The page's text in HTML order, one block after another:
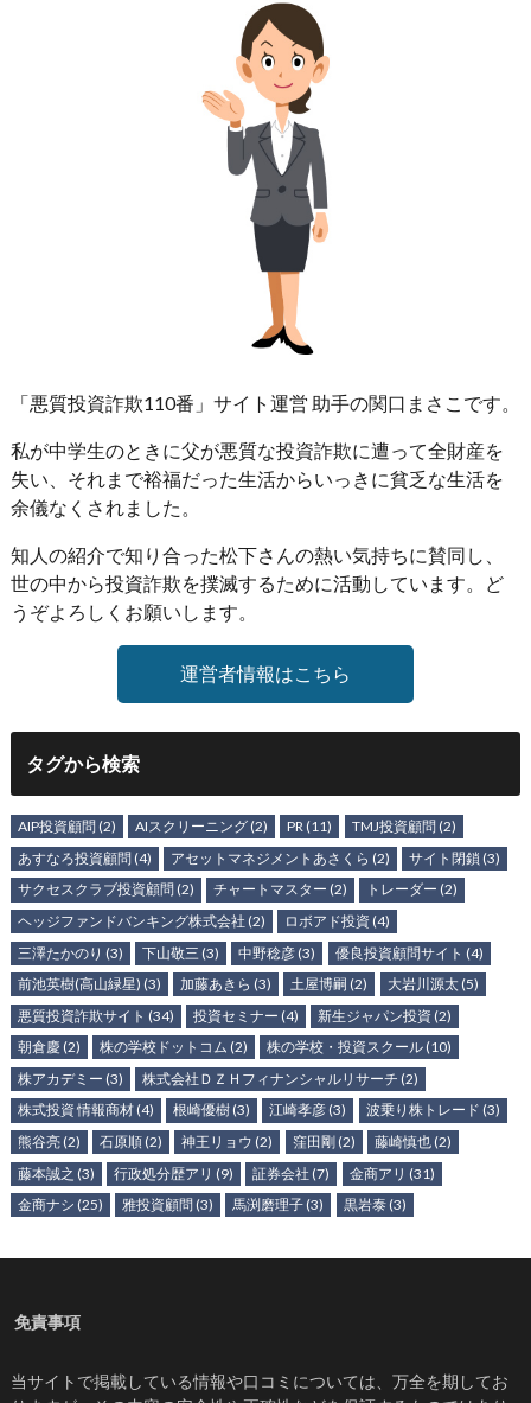
「悪質投資詐欺110番」サイト運営 助手の関口まさこです。
私が中学生のときに父が悪質な投資詐欺に遭って全財産を
失い、それまで裕福だった生活からいっきに貧乏な生活を
余儀なくされました。
知人の紹介で知り合った松下さんの熱い気持ちに賛同し、
世の中から投資詐欺を撲滅するために活動しています。ど
うぞよろしくお願いします。
運営者情報はこちら
タグから検索
AIP投資顧問 (2) AIスクリーニング (2) PR (11) TMJ投資顧問 (2)
あすなろ投資顧問 (4) アセットマネジメントあさくら (2) サイト閉鎖 (3)
サクセスクラブ投資顧問 (2) チャートマスター (2) トレーダー (2)
ヘッジファンドバンキング株式会社 (2) ロボアド投資 (4)
三澤たかのり (3) 下山敬三 (3) 中野稔彦 (3) 優良投資顧問サイト (4)
前池英樹(高山緑星) (3) 加藤あきら (3) 土屋博嗣 (2) 大岩川源太(5)
悪質投資詐欺サイト (34) 投資セミナー (4) 新生ジャパン投資 (2)
朝倉慶 (2) 株の学校ドットコム (2) 株の学校・投資スクール (10)
株アカデミー (3) 株式会社ＤＺＨフィナンシャルリサーチ (2)
株式投資 情報商材(4) 根崎優樹 (3) 江崎孝彦 (3) 波乗り株トレード (3)
熊谷亮(2) 石原順 (2) 神王リョウ (2) 窪田剛(2) 藤崎慎也(2)
藤本誠之 (3) 行政処分歴アリ (9) 証券会社 (7) 金商アリ (31)
金商ナシ (25) 雅投資顧問 (3) 馬渕磨理子 (3) 黒岩泰(3)
免責事項
当サイトで掲載している情報や口コミについては、万全を期してお